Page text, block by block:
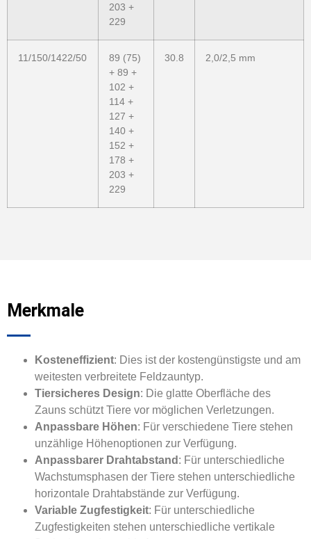
203 +
229
11/150/1422/50
89 (75)
+ 89 +
102 +
114 +
127 +
140 +
152 +
178 +
203 +
229
30.8 2,0/2,5 mm
Merkmale
Kosteneffizient: Dies ist der kostengünstigste und am
weitesten verbreitete Feldzauntyp.
Tiersicheres Design: Die glatte Oberfläche des
Zauns schützt Tiere vor möglichen Verletzungen.
Anpassbare Höhen: Für verschiedene Tiere stehen
unzählige Höhenoptionen zur Verfügung.
Anpassbarer Drahtabstand : Für unterschiedliche
Wachstumsphasen der Tiere stehen unterschiedliche
horizontale Drahtabstände zur Verfügung.
Variable Zugfestigkeit: Für unterschiedliche
Zugfestigkeiten stehen unterschiedliche vertikale